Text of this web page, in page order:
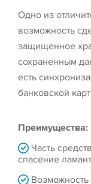
Одно из
возможность
защищенное
сохраненным
есть
банковской
Преимущества:
Часть
спасение